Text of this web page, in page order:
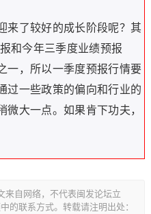
来了较好的成长阶段呢？其
和今年三季度业绩预报
一，所以一季度预报行情要
过一些政策的偏向和行业的
微大一点。如果肯下功夫，
来自网络，不代表闽发论坛立
的联系方式。转载请注明出处：